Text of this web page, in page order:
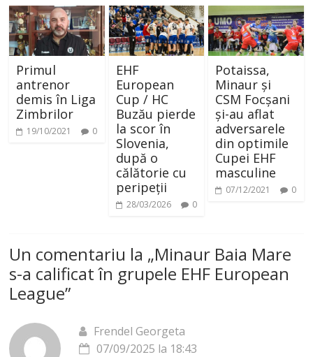
Primul
antrenor
demis în Liga
Zimbrilor
19/10/2021 0
EHF
European
Cup / HC
Buzău pierde
la scor în
Slovenia,
după o
călătorie cu
peripeții
28/03/2026 0
Potaissa,
Minaur și
CSM Focșani
și-au aflat
adversarele
din optimile
Cupei EHF
masculine
07/12/2021 0
Un comentariu la „Minaur Baia Mare
s-a calificat în grupele EHF European
League”
Frendel Georgeta
07/09/2025 la 18:43